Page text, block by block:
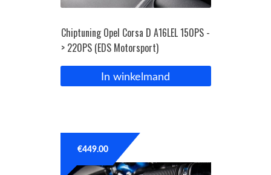
Chiptuning Opel Corsa D A16LEL 150PS -
> 220PS (EDS Motorsport)
In winkelmand
€449.00